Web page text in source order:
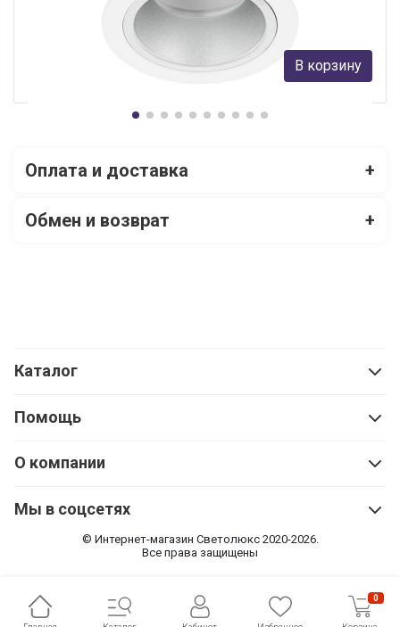
В корзину
Оплата и доставка +
Обмен и возврат +
0
Каталог
Помощь
О компании
Мы в соцсетях
© Интернет-магазин Cветолюкс 2020-2026.
Все права защищены